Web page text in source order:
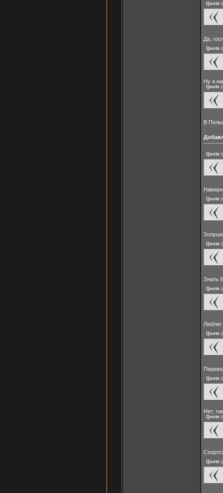
Quote (
Да,
Quote (
Ну а
Quote (
В
Quote (
Quote (
Quote (
Знать
Quote (
Люблю
Quote (
Quote (
Нет,
Quote (
Quote (